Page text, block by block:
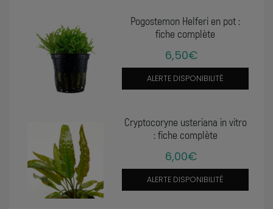
Pogostemon Helferi en pot :
fiche complète
6,50€
ALERTE DISPONIBILITÉ
Cryptocoryne usteriana in vitro
: fiche complète
6,00€
ALERTE DISPONIBILITÉ